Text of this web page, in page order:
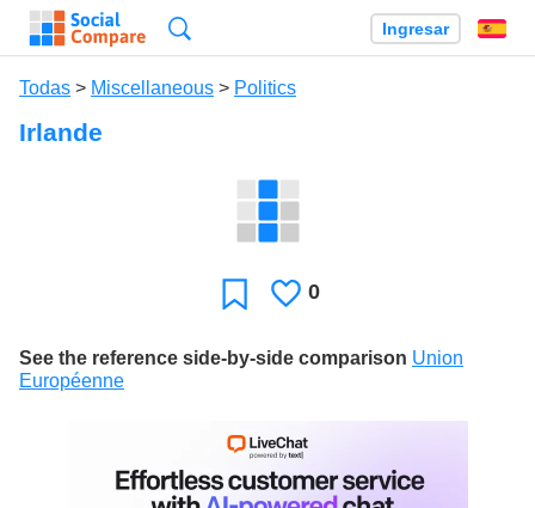
Ingresar
Todas > Miscellaneous > Politics
Irlande
Favoritos
Le
0
See the reference side-by-side comparison Union
Européenne